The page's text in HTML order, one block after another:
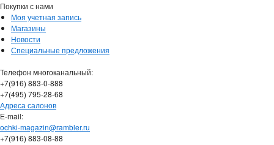
Покупки с нами
Моя учетная запись
Магазины
Новости
Специальные предложения
Телефон многоканальный:
+7(916) 883-0-888
+7(495) 795-28-68
Адреса салонов
Е-mail:
ochki-magazin@rambler.ru
+7(916) 883-08-88